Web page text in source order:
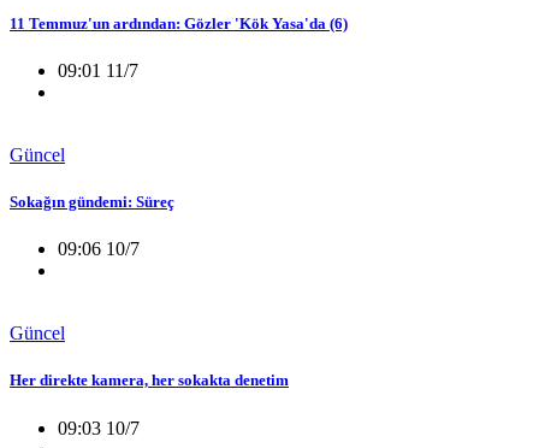
11 Temmuz'un ardından: Gözler 'Kök Yasa'da (6)
09:01 11/7
Güncel
Sokağın gündemi: Süreç
09:06 10/7
Güncel
Her direkte kamera, her sokakta denetim
09:03 10/7